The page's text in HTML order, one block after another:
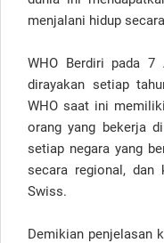
menjalani hidup
WHO Berdiri pada
dirayakan setiap
WHO saat ini
orang yang bekerja
setiap negara yang
secara regional, dan
Swiss.
Demikian penjelasan